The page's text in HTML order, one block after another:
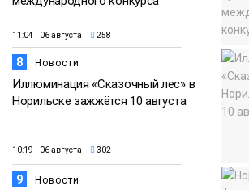
11:04 06 августа 258
8 Новости
Иллюминация «Сказочный лес» в
Норильске зажжётся 10 августа
10:19 06 августа 302
9 Новости